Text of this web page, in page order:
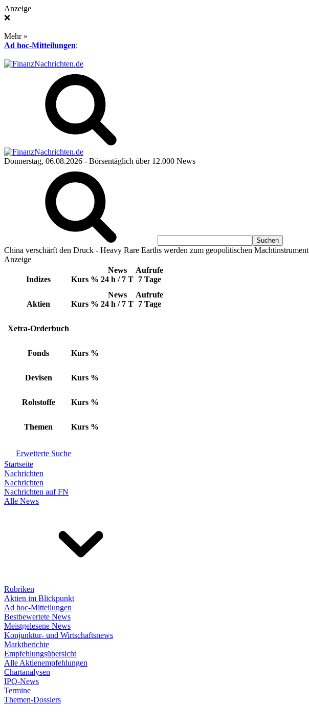
Anzeige
❌
Mehr »
Ad hoc-Mitteilungen:
Donnerstag, 06.08.2026 - Börsentäglich über 12.000 News
China verschärft den Druck - Heavy Rare Earths werden zum geopolitischen Machtinstrument
Anzeige
Indizes Kurs %
News
24 h / 7 T
Aufrufe
7 Tage
Aktien Kurs %
News
24 h / 7 T
Aufrufe
7 Tage
Xetra-Orderbuch
Fonds Kurs %
Devisen Kurs %
Rohstoffe Kurs %
Themen Kurs %
Erweiterte Suche
Startseite
Nachrichten
Nachrichten
Nachrichten auf FN
Alle News
Rubriken
Aktien im Blickpunkt
Ad hoc-Mitteilungen
Bestbewertete News
Meistgelesene News
Konjunktur- und Wirtschaftsnews
Marktberichte
Empfehlungsübersicht
Alle Aktienempfehlungen
Chartanalysen
IPO-News
Termine
Themen-Dossiers